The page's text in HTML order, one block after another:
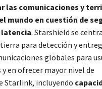
las comunicaciones y
mundo en cuestión de
latencia. Starshield se
para detección y
globales para
en ofrecer mayor nivel de
Starlink, incluyendo